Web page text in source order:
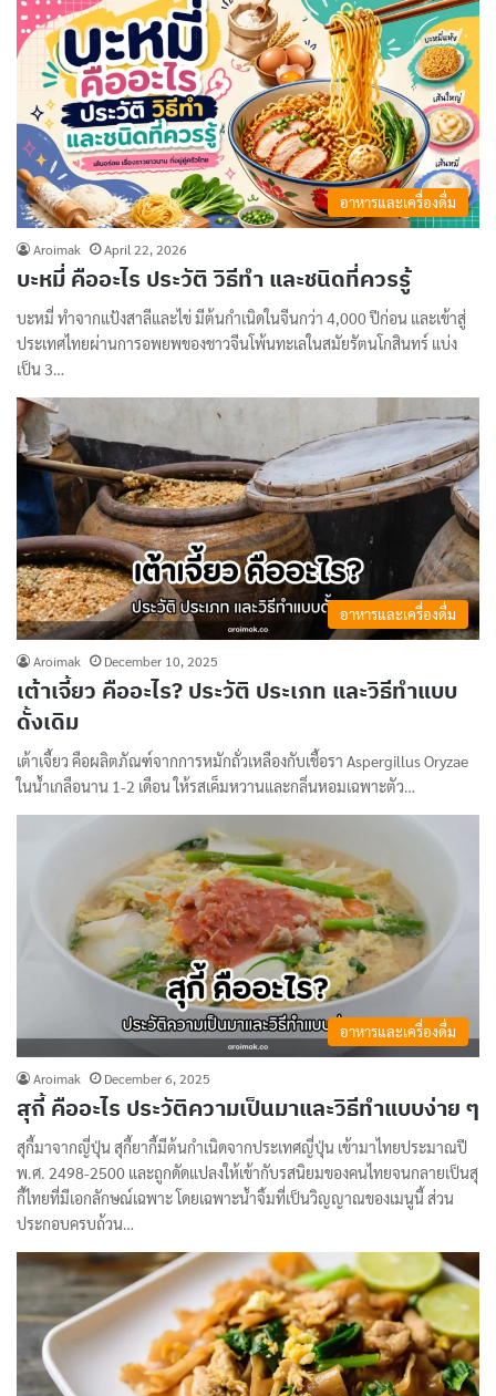
อาหารและเครื่องดื่ม
Aroimak April 22, 2026
บะหมี่ คืออะไร ประวัติ วิธีทำ และชนิดที่ควรรู้
บะหมี่ ทำจากแป้งสาลีและไข่ มีต้นกำเนิดในจีนกว่า 4,000 ปีก่อน และเข้าสู่
ประเทศไทยผ่านการอพยพของชาวจีนโพ้นทะเลในสมัยรัตนโกสินทร์ แบ่ง
เป็น 3…
อาหารและเครื่องดื่ม
Aroimak December 10, 2025
เต้าเจี้ยว คืออะไร? ประวัติ ประเภท และวิธีทำแบบ
ดั้งเดิม
เต้าเจี้ยว คือผลิตภัณฑ์จากการหมักถั่วเหลืองกับเชื้อรา Aspergillus Oryzae
ในน้ำเกลือนาน 1-2 เดือน ให้รสเค็มหวานและกลิ่นหอมเฉพาะตัว…
อาหารและเครื่องดื่ม
Aroimak December 6, 2025
สุกี้ คืออะไร ประวัติความเป็นมาและวิธีทำแบบง่าย ๆ
สุกี้มาจากญี่ปุ่น สุกี้ยากี้มีต้นกำเนิดจากประเทศญี่ปุ่น เข้ามาไทยประมาณปี
พ.ศ. 2498-2500 และถูกดัดแปลงให้เข้ากับรสนิยมของคนไทยจนกลายเป็นสุ
กี้ไทยที่มีเอกลักษณ์เฉพาะ โดยเฉพาะน้ำจิ้มที่เป็นวิญญาณของเมนูนี้ ส่วน
ประกอบครบถ้วน…